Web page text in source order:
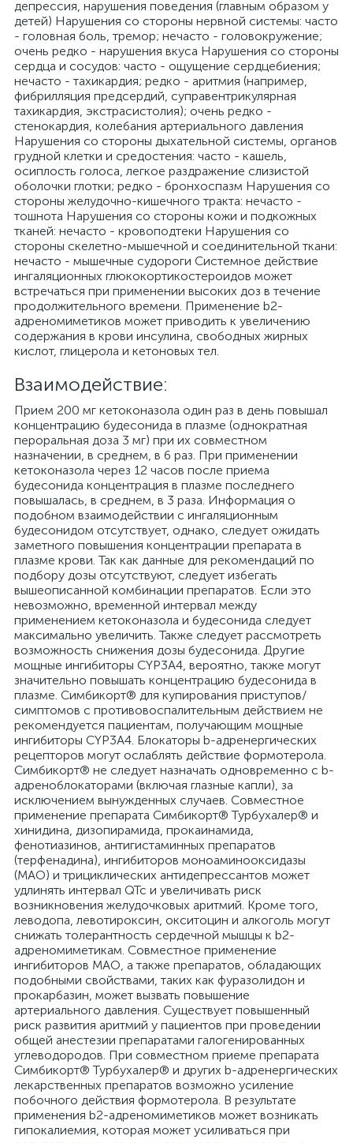
депрессия, нарушения поведения (главным образом у
детей) Нарушения со стороны нервной системы: часто
- головная боль, тремор; нечасто - головокружение;
очень редко - нарушения вкуса Нарушения со стороны
сердца и сосудов: часто - ощущение сердцебиения;
нечасто - тахикардия; редко - аритмия (например,
фибрилляция предсердий, суправентрикулярная
тахикардия, экстрасистолия); очень редко -
стенокардия, колебания артериального давления
Нарушения со стороны дыхательной системы, органов
грудной клетки и средостения: часто - кашель,
осиплость голоса, легкое раздражение слизистой
оболочки глотки; редко - бронхоспазм Нарушения со
стороны желудочно-кишечного тракта: нечасто -
тошнота Нарушения со стороны кожи и подкожных
тканей: нечасто - кровоподтеки Нарушения со
стороны скелетно-мышечной и соединительной ткани:
нечасто - мышечные судороги Системное действие
ингаляционных глюкокортикостероидов может
встречаться при применении высоких доз в течение
продолжительного времени. Применение b2-
адреномиметиков может приводить к увеличению
содержания в крови инсулина, свободных жирных
кислот, глицерола и кетоновых тел.
Взаимодействие:
Прием 200 мг кетоконазола один раз в день повышал
концентрацию будесонида в плазме (однократная
пероральная доза 3 мг) при их совместном
назначении, в среднем, в 6 раз. При применении
кетоконазола через 12 часов после приема
будесонида концентрация в плазме последнего
повышалась, в среднем, в 3 раза. Информация о
подобном взаимодействии с ингаляционным
будесонидом отсутствует, однако, следует ожидать
заметного повышения концентрации препарата в
плазме крови. Так как данные для рекомендаций по
подбору дозы отсутствуют, следует избегать
вышеописанной комбинации препаратов. Если это
невозможно, временной интервал между
применением кетоконазола и будесонида следует
максимально увеличить. Также следует рассмотреть
возможность снижения дозы будесонида. Другие
мощные ингибиторы CYP3A4, вероятно, также могут
значительно повышать концентрацию будесонида в
плазме. Симбикорт® для купирования приступов/
симптомов с противовоспалительным действием не
рекомендуется пациентам, получающим мощные
ингибиторы CYP3A4. Блокаторы b-адренергических
рецепторов могут ослаблять действие формотерола.
Симбикорт® не следует назначать одновременно с b-
адреноблокаторами (включая глазные капли), за
исключением вынужденных случаев. Совместное
применение препарата Симбикорт® Турбухалер® и
хинидина, дизопирамида, прокаинамида,
фенотиазинов, антигистаминных препаратов
(терфенадина), ингибиторов моноаминооксидазы
(МАО) и трициклических антидепрессантов может
удлинять интервал QTc и увеличивать риск
возникновения желудочковых аритмий. Кроме того,
леводопа, левотироксин, окситоцин и алкоголь могут
снижать толерантность сердечной мышцы к b2-
адреномиметикам. Совместное применение
ингибиторов МАО, а также препаратов, обладающих
подобными свойствами, таких как фуразолидон и
прокарбазин, может вызвать повышение
артериального давления. Существует повышенный
риск развития аритмий у пациентов при проведении
общей анестезии препаратами галогенированных
углеводородов. При совместном приеме препарата
Симбикорт® Турбухалер® и других b-адренергических
лекарственных препаратов возможно усиление
побочного действия формотерола. В результате
применения b2-адреномиметиков может возникать
гипокалиемия, которая может усиливаться при